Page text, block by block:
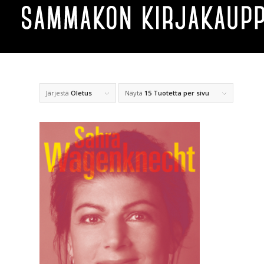
Järjestä Oletus Näytä 15 Tuotetta per sivu